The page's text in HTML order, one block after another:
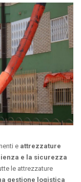
e attrezzature
e la sicurezza
le attrezzature
gestione logistica